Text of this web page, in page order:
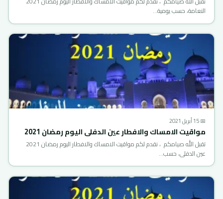
النعامة، حسب يومية…
📅 15 أبريل 2021
مواقيت الامساك والافطار عين الدفلى اليوم رمضان 2021
تقبل الله صيامكم ، نقدم لكم مواقيت الامساك والافطار اليوم رمضان 2021
عين الدفلى، حسب…